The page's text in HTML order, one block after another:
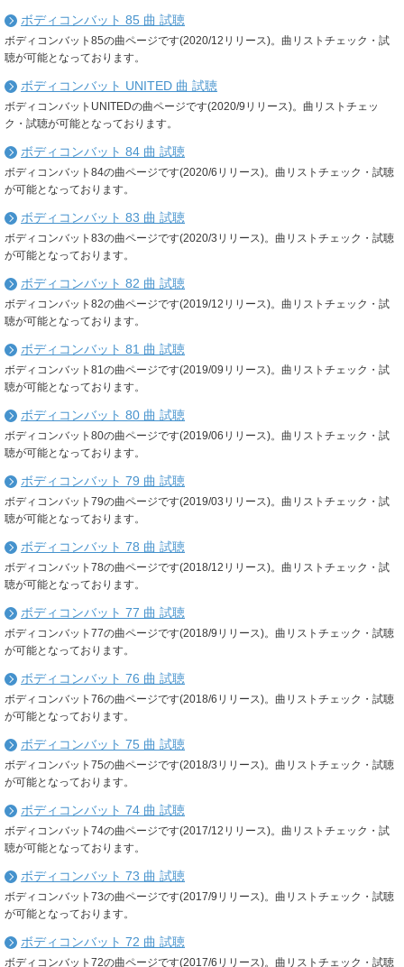
ボディコンバット 85 曲 試聴
ボディコンバット85の曲ページです(2020/12リリース)。曲リストチェック・試
聴が可能となっております。
ボディコンバット UNITED 曲 試聴
ボディコンバットUNITEDの曲ページです(2020/9リリース)。曲リストチェッ
ク・試聴が可能となっております。
ボディコンバット 84 曲 試聴
ボディコンバット84の曲ページです(2020/6リリース)。曲リストチェック・試聴
が可能となっております。
ボディコンバット 83 曲 試聴
ボディコンバット83の曲ページです(2020/3リリース)。曲リストチェック・試聴
が可能となっております。
ボディコンバット 82 曲 試聴
ボディコンバット82の曲ページです(2019/12リリース)。曲リストチェック・試
聴が可能となっております。
ボディコンバット 81 曲 試聴
ボディコンバット81の曲ページです(2019/09リリース)。曲リストチェック・試
聴が可能となっております。
ボディコンバット 80 曲 試聴
ボディコンバット80の曲ページです(2019/06リリース)。曲リストチェック・試
聴が可能となっております。
ボディコンバット 79 曲 試聴
ボディコンバット79の曲ページです(2019/03リリース)。曲リストチェック・試
聴が可能となっております。
ボディコンバット 78 曲 試聴
ボディコンバット78の曲ページです(2018/12リリース)。曲リストチェック・試
聴が可能となっております。
ボディコンバット 77 曲 試聴
ボディコンバット77の曲ページです(2018/9リリース)。曲リストチェック・試聴
が可能となっております。
ボディコンバット 76 曲 試聴
ボディコンバット76の曲ページです(2018/6リリース)。曲リストチェック・試聴
が可能となっております。
ボディコンバット 75 曲 試聴
ボディコンバット75の曲ページです(2018/3リリース)。曲リストチェック・試聴
が可能となっております。
ボディコンバット 74 曲 試聴
ボディコンバット74の曲ページです(2017/12リリース)。曲リストチェック・試
聴が可能となっております。
ボディコンバット 73 曲 試聴
ボディコンバット73の曲ページです(2017/9リリース)。曲リストチェック・試聴
が可能となっております。
ボディコンバット 72 曲 試聴
ボディコンバット72の曲ページです(2017/6リリース)。曲リストチェック・試聴